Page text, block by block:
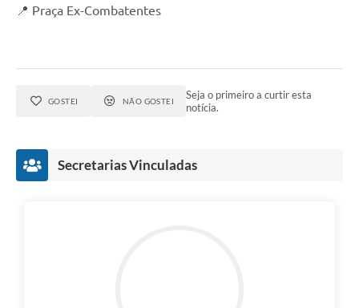
📍 Praça Ex-Combatentes
GOSTEI NÃO GOSTEI
Seja o primeiro a curtir esta
notícia.
Secretarias Vinculadas